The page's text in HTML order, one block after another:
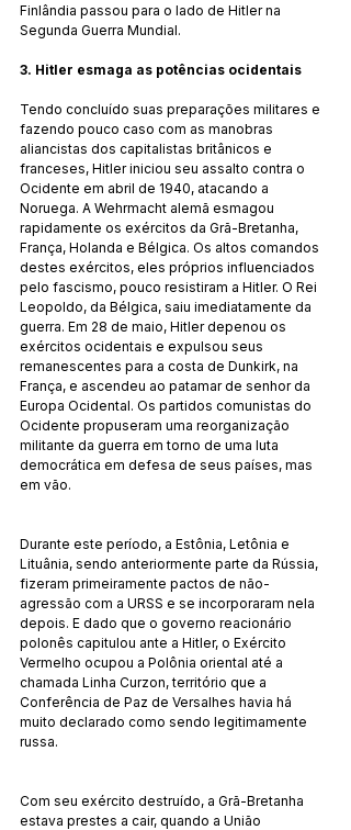
Finlândia passou para o lado de Hitler na
Segunda Guerra Mundial.
3. Hitler esmaga as potências ocidentais
Tendo concluído suas preparações militares e
fazendo pouco caso com as manobras
aliancistas dos capitalistas britânicos e
franceses, Hitler iniciou seu assalto contra o
Ocidente em abril de 1940, atacando a
Noruega. A Wehrmacht alemã esmagou
rapidamente os exércitos da Grã-Bretanha,
França, Holanda e Bélgica. Os altos comandos
destes exércitos, eles próprios influenciados
pelo fascismo, pouco resistiram a Hitler. O Rei
Leopoldo, da Bélgica, saiu imediatamente da
guerra. Em 28 de maio, Hitler depenou os
exércitos ocidentais e expulsou seus
remanescentes para a costa de Dunkirk, na
França, e ascendeu ao patamar de senhor da
Europa Ocidental. Os partidos comunistas do
Ocidente propuseram uma reorganização
militante da guerra em torno de uma luta
democrática em defesa de seus países, mas
em vão.
Durante este período, a Estônia, Letônia e
Lituânia, sendo anteriormente parte da Rússia,
fizeram primeiramente pactos de não-
agressão com a URSS e se incorporaram nela
depois. E dado que o governo reacionário
polonês capitulou ante a Hitler, o Exército
Vermelho ocupou a Polônia oriental até a
chamada Linha Curzon, território que a
Conferência de Paz de Versalhes havia há
muito declarado como sendo legitimamente
russa.
Com seu exército destruído, a Grã-Bretanha
estava prestes a cair, quando a União